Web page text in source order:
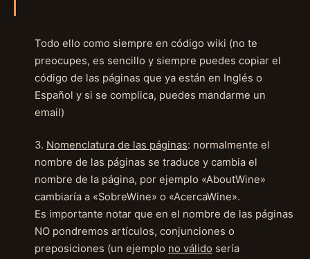
Todo ello como siempre en código wiki (no te
preocupes, es sencillo y siempre puedes copiar el
código de las páginas que ya están en Inglés o
Español y si se complica, puedes mandarme un
email)
3. Nomenclatura de las páginas: normalmente el
nombre de las páginas se traduce y cambia el
nombre de la página, por ejemplo «AboutWine»
cambiaría a «SobreWine» o «AcercaWine».
Es importante notar que en el nombre de las páginas
NO pondremos artículos, conjunciones o
preposiciones (un ejemplo no válido sería